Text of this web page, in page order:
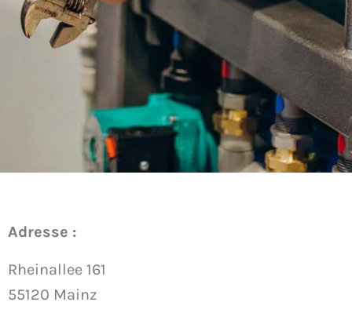
Adresse :
Rheinallee 161
55120 Mainz